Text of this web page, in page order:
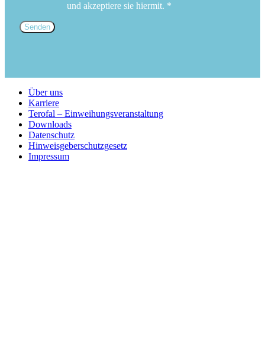
und akzeptiere sie hiermit. *
Über uns
Karriere
Terofal – Einweihungsveranstaltung
Downloads
Datenschutz
Hinweisgeberschutzgesetz
Impressum